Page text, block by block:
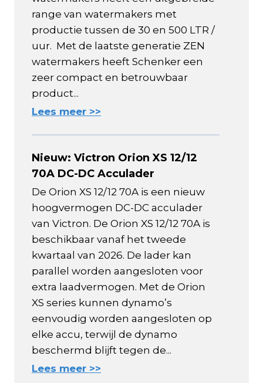
range van watermakers met
productie tussen de 30 en 500 LTR /
uur. Met de laatste generatie ZEN
watermakers heeft Schenker een
zeer compact en betrouwbaar
product...
Lees meer >>
Nieuw: Victron Orion XS 12/12
70A DC-DC Acculader
De Orion XS 12/12 70A is een nieuw
hoogvermogen DC-DC acculader
van Victron. De Orion XS 12/12 70A is
beschikbaar vanaf het tweede
kwartaal van 2026. De lader kan
parallel worden aangesloten voor
extra laadvermogen. Met de Orion
XS series kunnen dynamo’s
eenvoudig worden aangesloten op
elke accu, terwijl de dynamo
beschermd blijft tegen de...
Lees meer >>